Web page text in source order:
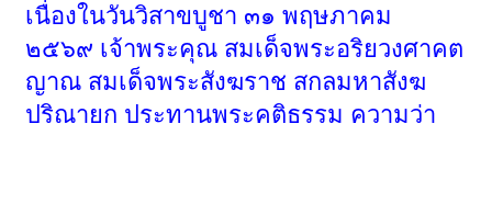
เนื่องในวันวิสาขบูชา ๓๑ พฤษภาคม
๒๕๖๙ เจ้าพระคุณ สมเด็จพระอริยวงศาคต
ญาณ สมเด็จพระสังฆราช สกลมหาสังฆ
ปริณายก ประทานพระคติธรรม ความว่า